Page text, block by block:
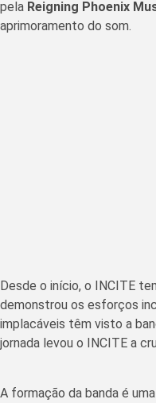
pela Reigning Phoenix
aprimoramento do som.
Desde o início, o INCITE
demonstrou os esforços
implacáveis têm visto a
jornada levou o INCITE a
A formação da banda é